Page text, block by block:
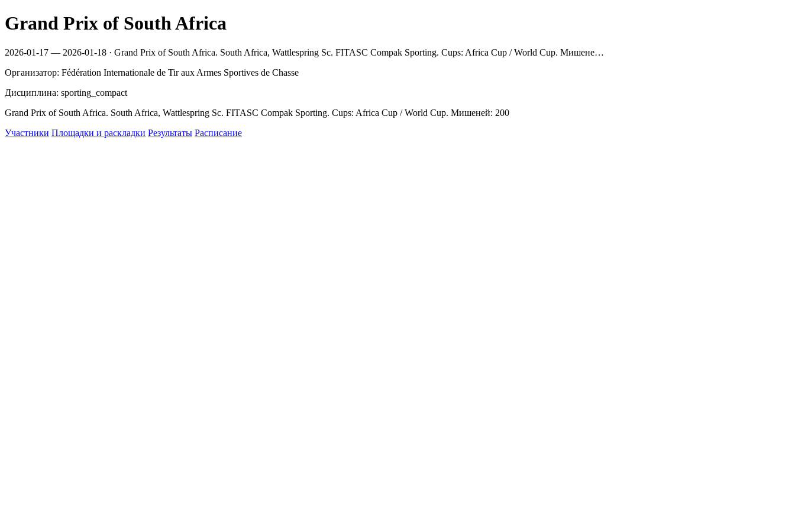
Grand Prix of South Africa
2026-01-17 — 2026-01-18 · Grand Prix of South Africa. South Africa, Wattlespring Sc. FITASC Compak Sporting. Cups: Africa Cup / World Cup. Мишене…
Организатор: Fédération Internationale de Tir aux Armes Sportives de Chasse
Дисциплина: sporting_compact
Grand Prix of South Africa. South Africa, Wattlespring Sc. FITASC Compak Sporting. Cups: Africa Cup / World Cup. Мишеней: 200
Участники Площадки и раскладки Результаты Расписание